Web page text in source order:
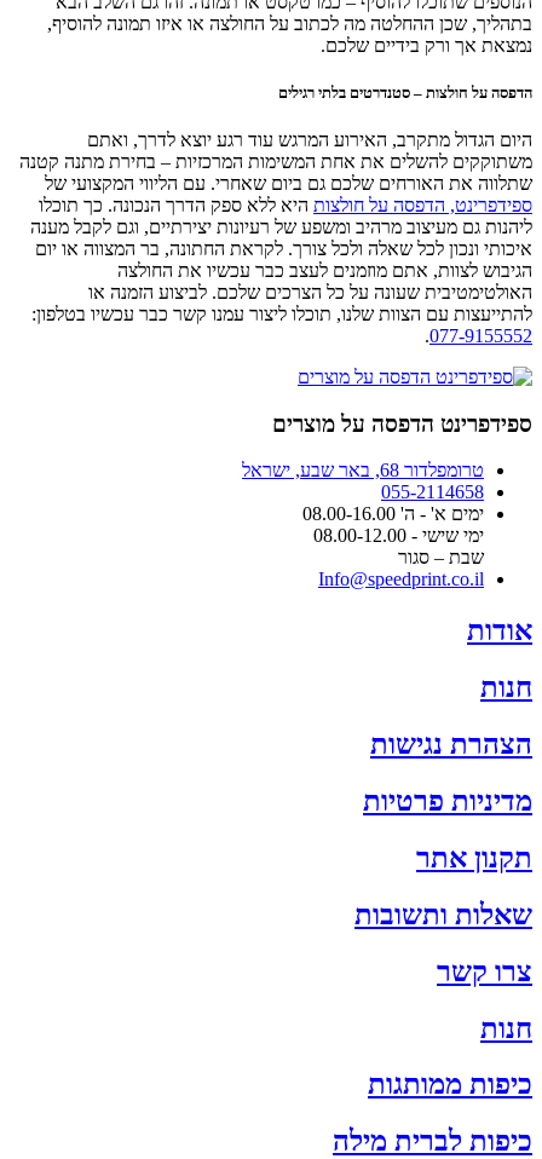
בתהליך, שכן ההחלטה מה לכתוב על החולצה או איזו תמונה להוסיף,
נמצאת אך ורק בידיים שלכם.
הדפסה על חולצות – סטנדרטים בלתי רגילים
היום הגדול מתקרב, האירוע המרגש עוד רגע יוצא לדרך, ואתם
משתוקקים להשלים את אחת המשימות המרכזיות – בחירת מתנה קטנה
שתלווה את האורחים שלכם גם ביום שאחרי. עם הליווי המקצועי של
ספידפרינט, הדפסה על חולצות היא ללא ספק הדרך הנכונה. כך תוכלו
ליהנות גם מעיצוב מרהיב ומשפע של רעיונות יצירתיים, וגם לקבל מענה
איכותי ונכון לכל שאלה ולכל צורך. לקראת החתונה, בר המצווה או יום
הגיבוש לצוות, אתם מוזמנים לעצב כבר עכשיו את החולצה
האולטימטיבית שעונה על כל הצרכים שלכם. לביצוע הזמנה או
להתייעצות עם הצוות שלנו, תוכלו ליצור עמנו קשר כבר עכשיו בטלפון:
077-9155552
.
ספידפרינט הדפסה על מוצרים
טרומפלדור 68, באר שבע, ישראל
055-2114658
ימים א' - ה' 08.00-16.00
ימי שישי - 08.00-12.00
שבת – סגור
Info@speedprint.co.il
אודות
חנות
הצהרת נגישות
מדיניות פרטיות
תקנון אתר
שאלות ותשובות
צרו קשר
חנות
כיפות ממותגות
כיפות לברית מילה